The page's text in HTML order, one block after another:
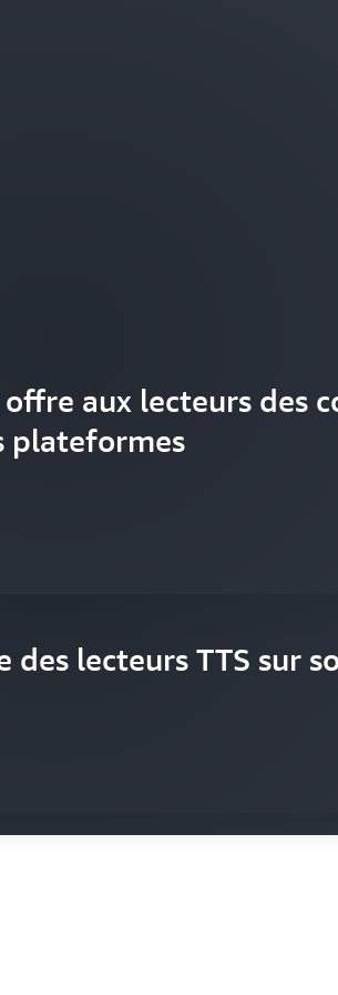
aux lecteurs des
plateformes
lecteurs TTS sur
les dernières
efficace